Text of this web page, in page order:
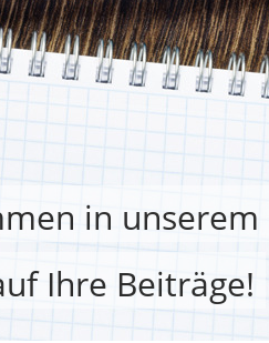
in unserem
Ihre Beiträge!